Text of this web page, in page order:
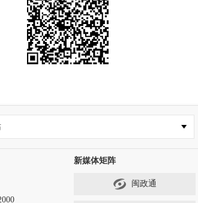
新媒体矩阵
闽政通